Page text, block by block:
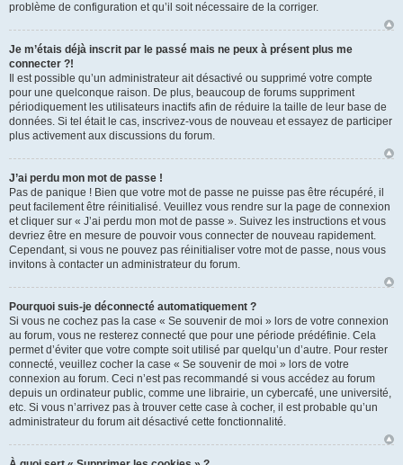
problème de configuration et qu’il soit nécessaire de la corriger.
Je m’étais déjà inscrit par le passé mais ne peux à présent plus me
connecter ?!
Il est possible qu’un administrateur ait désactivé ou supprimé votre compte
pour une quelconque raison. De plus, beaucoup de forums suppriment
périodiquement les utilisateurs inactifs afin de réduire la taille de leur base de
données. Si tel était le cas, inscrivez-vous de nouveau et essayez de participer
plus activement aux discussions du forum.
J’ai perdu mon mot de passe !
Pas de panique ! Bien que votre mot de passe ne puisse pas être récupéré, il
peut facilement être réinitialisé. Veuillez vous rendre sur la page de connexion
et cliquer sur « J’ai perdu mon mot de passe ». Suivez les instructions et vous
devriez être en mesure de pouvoir vous connecter de nouveau rapidement.
Cependant, si vous ne pouvez pas réinitialiser votre mot de passe, nous vous
invitons à contacter un administrateur du forum.
Pourquoi suis-je déconnecté automatiquement ?
Si vous ne cochez pas la case « Se souvenir de moi » lors de votre connexion
au forum, vous ne resterez connecté que pour une période prédéfinie. Cela
permet d’éviter que votre compte soit utilisé par quelqu’un d’autre. Pour rester
connecté, veuillez cocher la case « Se souvenir de moi » lors de votre
connexion au forum. Ceci n’est pas recommandé si vous accédez au forum
depuis un ordinateur public, comme une librairie, un cybercafé, une université,
etc. Si vous n’arrivez pas à trouver cette case à cocher, il est probable qu’un
administrateur du forum ait désactivé cette fonctionnalité.